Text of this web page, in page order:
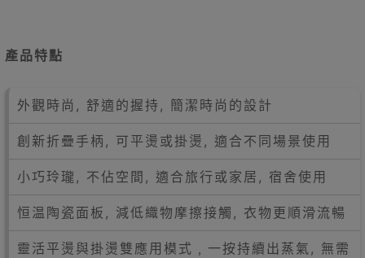
產品特點
外觀時尚, 舒適的握持, 簡潔時尚的設計
創新折疊手柄, 可平燙或掛燙, 適合不同場景使用
小巧玲瓏, 不佔空間, 適合旅行或家居, 宿舍使用
恒温陶瓷面板, 減低織物摩擦接觸, 衣物更順滑流暢
靈活平燙與掛燙雙應用模式﹐一按持續出蒸氣, 無需